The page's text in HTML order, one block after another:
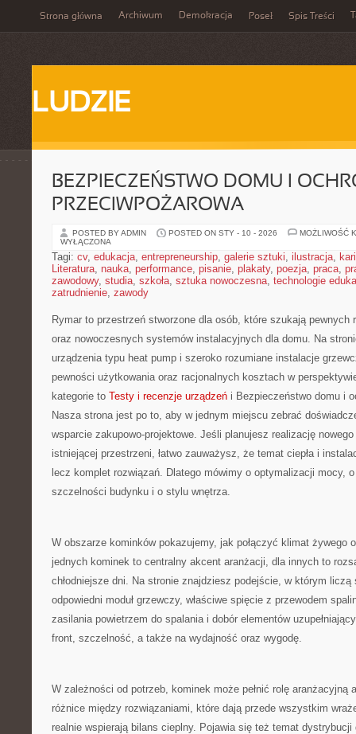
Strona główna Archiwum Demokracja Poseł Spis Treści
LUDZIE
BEZPIECZEŃSTWO DOMU I
PRZECIWPOŻAROWA
POSTED BY ADMIN POSTED ON STY - 10 - 2026
MOŻLIWOŚĆ
WYŁĄCZONA
Tagi: cv, edukacja, entrepreneurship, galerie sztuki, ilustracja,
Literatura, nauka, performance, pisanie, plakaty, poezja, praca,
zawodowy, studia, szkoła, sztuka nowoczesna, technologie
zatrudnienie, zawody
Rymar to przestrzeń stworzone dla osób, które szukają pewnych
oraz nowoczesnych systemów instalacyjnych dla domu. Na
urządzenia typu heat pump i szeroko rozumiane instalacje
pewności użytkowania oraz racjonalnych kosztach w
kategorie to Testy i recenzje urządzeń i Bezpieczeństwo domu i
Nasza strona jest po to, aby w jednym miejscu zebrać
wsparcie zakupowo-projektowe. Jeśli planujesz realizację
istniejącej przestrzeni, łatwo zauważysz, że temat ciepła i
lecz komplet rozwiązań. Dlatego mówimy o optymalizacji mocy,
szczelności budynku i o stylu wnętrza.
W obszarze kominków pokazujemy, jak połączyć klimat żywego
jednych kominek to centralny akcent aranżacji, dla innych to
chłodniejsze dni. Na stronie znajdziesz podejście, w którym
odpowiedni moduł grzewczy, właściwe spięcie z przewodem
zasilania powietrzem do spalania i dobór elementów
front, szczelność, a także na wydajność oraz wygodę.
W zależności od potrzeb, kominek może pełnić rolę aranżacyjną
różnice między rozwiązaniami, które dają przede wszystkim
realnie wspierają bilans cieplny. Pojawia się też temat dystrybucji